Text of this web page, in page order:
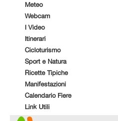
Meteo
Webcam
I Video
Itinerari
Cicloturismo
Sport e Natura
Ricette Tipiche
Manifestazioni
Calendario Fiere
Link Utili